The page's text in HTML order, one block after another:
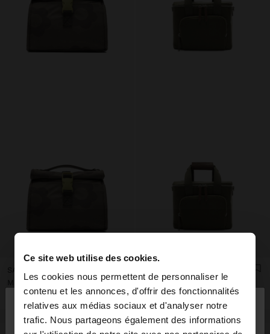
Ce site web utilise des cookies.
Les cookies nous permettent de personnaliser le
contenu et les annonces, d'offrir des fonctionnalités
relatives aux médias sociaux et d'analyser notre
trafic. Nous partageons également des informations
bonjour ×
Mau Rs 1.400,00
Mau Rs 1.500,00